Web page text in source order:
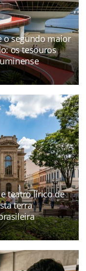
o segundo maior
os tesouros
teatro lírico de
terra